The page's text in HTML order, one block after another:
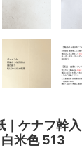
｜ケナフ幹
白米色 513